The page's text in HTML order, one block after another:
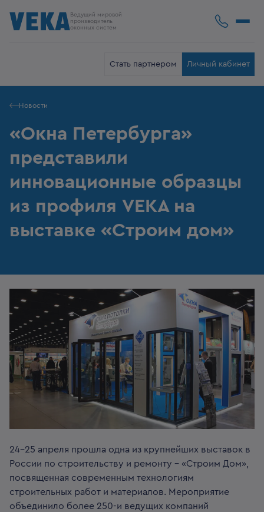
Ведущий мировой
производитель
оконных систем
Стать партнером Личный кабинет
Новости
«Окна Петербурга»
представили
инновационные образцы
из профиля VEKA на
выставке «Строим дом»
24-25 апреля прошла одна из крупнейших выставок в
России по строительству и ремонту – «Строим Дом»,
посвященная современным технологиям
строительных работ и материалов. Мероприятие
объединило более 250-и ведущих компаний